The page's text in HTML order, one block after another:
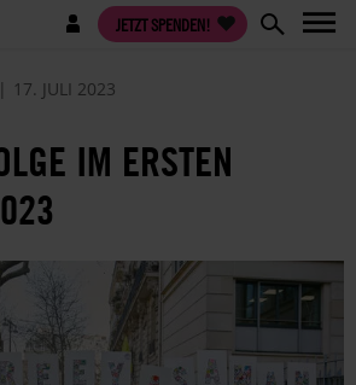
JETZT SPENDEN!
17. JULI 2023
IM ERSTEN